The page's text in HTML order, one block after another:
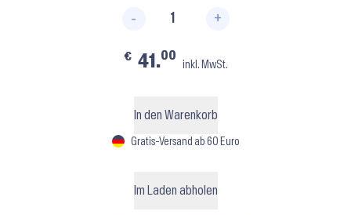
- +
€ 41.00
inkl. MwSt.
In den Warenkorb
Gratis-Versand ab 60 Euro
Im Laden abholen